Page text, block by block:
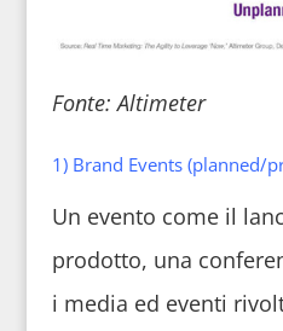
Fonte: Altimeter
1) Brand Events (planned/
Un evento come il
prodotto, una
i media ed eventi